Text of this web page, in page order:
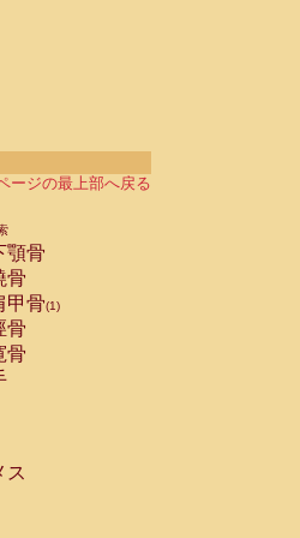
ージの最上部へ戻る
顎骨
骨
甲骨(1)
骨
骨
ス